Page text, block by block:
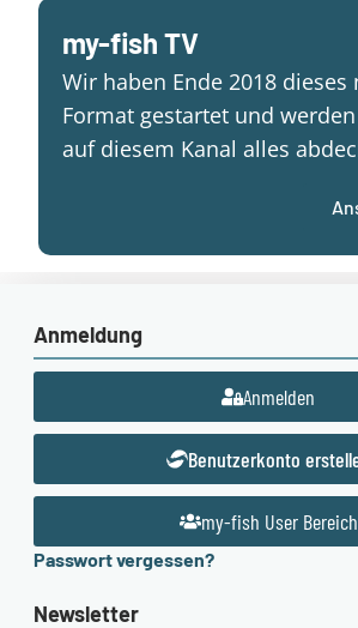
my-fish TV
Wir haben Ende 2018 dieses
Format gestartet und
auf diesem Kanal alles
Anmeldung
Anmelden
Benutzerkonto
my-fish User Bereich
Passwort vergessen?
Newsletter